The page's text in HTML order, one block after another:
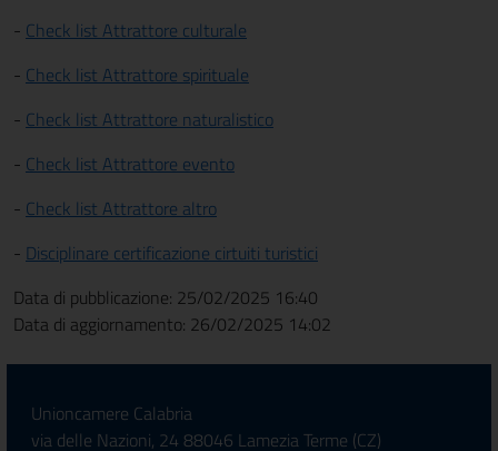
- Check list Attrattore culturale
- Check list Attrattore spirituale
- Check list Attrattore naturalistico
- Check list Attrattore evento
- Check list Attrattore altro
- Disciplinare certificazione cirtuiti turistici
Data di pubblicazione: 25/02/2025 16:40
Data di aggiornamento: 26/02/2025 14:02
Unioncamere Calabria
via delle Nazioni, 24 88046 Lamezia Terme (CZ)